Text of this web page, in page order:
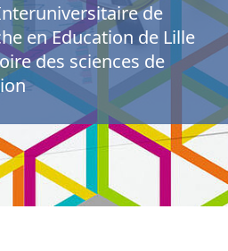
de
en Education de Lille
des sciences de